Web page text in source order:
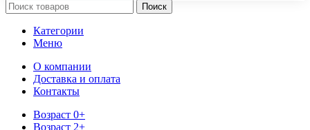
Поиск
Категории
Меню
О компании
Доставка и оплата
Контакты
Возраст 0+
Возраст 2+